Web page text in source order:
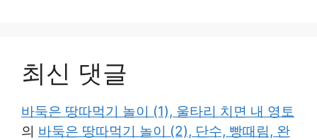
최신 댓글
바둑은 땅따먹기 놀이 (1), 울타리 치면 내 영토
의 바둑은 땅따먹기 놀이 (2), 단수, 빵때림, 완